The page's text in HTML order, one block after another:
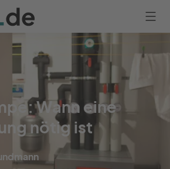
Wann eine
nötig ist